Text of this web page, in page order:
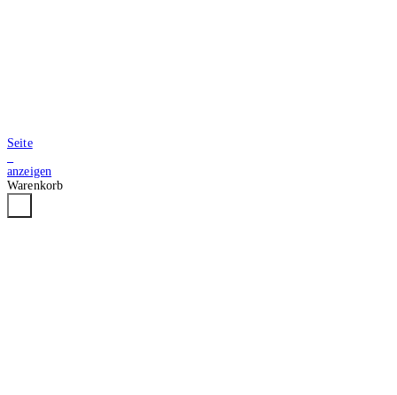
Seite
anzeigen
Warenkorb